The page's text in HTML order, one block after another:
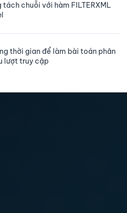
tách chuỗi với hàm FILTERXML
thời gian để làm bài toán phân
lượt truy cập